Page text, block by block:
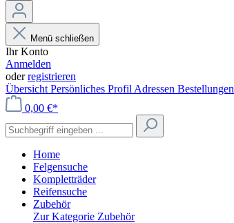
Menü schließen
Ihr Konto
Anmelden
oderregistrieren
Übersicht Persönliches Profil Adressen Bestellungen
0,00 €*
Home
Felgensuche
Kompletträder
Reifensuche
Zubehör
Zur Kategorie Zubehör